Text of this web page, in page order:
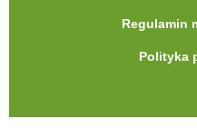
Regulamin
Polityka